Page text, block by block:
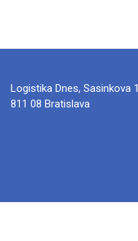
Logistika Dnes, Sasinkova 1
811 08 Bratislava